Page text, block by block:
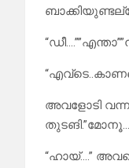
അവളോടി
“ഹായ്….”